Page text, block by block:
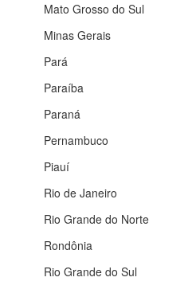
Mato Grosso do Sul
Minas Gerais
Pará
Paraíba
Paraná
Pernambuco
Piauí
Rio de Janeiro
Rio Grande do Norte
Rondônia
Rio Grande do Sul